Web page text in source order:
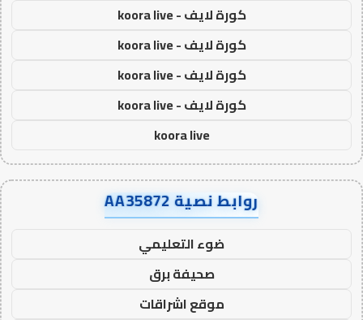
كورة لايف - koora live
كورة لايف - koora live
كورة لايف - koora live
كورة لايف - koora live
koora live
روابط نصية AA35872
ضوء التعليمي
صحيفة برق
موقع اشراقات